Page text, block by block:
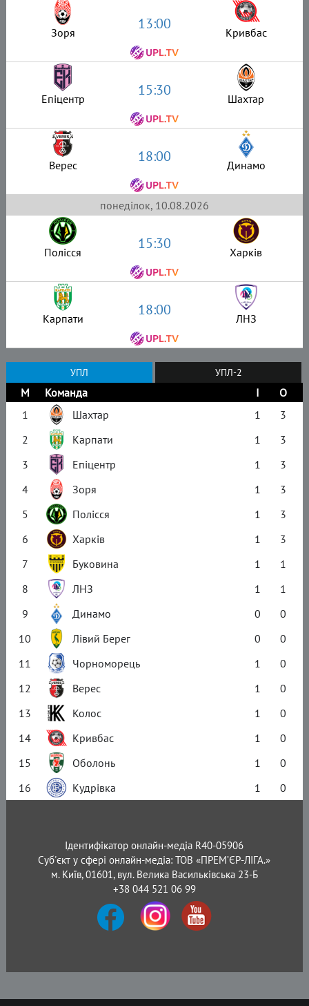
Зоря 13:00 Кривбас
Епіцентр 15:30 Шахтар
Верес 18:00 Динамо
понеділок, 10.08.2026
Полісся 15:30 Харків
Карпати 18:00 ЛНЗ
УПЛ УПЛ-2
М Команда І
О
1
Шахтар 1
3
2
Карпати 1
3
3
Епіцентр 1
3
4
Зоря 1
3
5
Полісся 1
3
6
Харків 1
3
7
Буковина 1
1
8
ЛНЗ 1
1
9
Динамо 0
0
10
Лівий Берег 0
0
11
Чорноморець 1
0
12
Верес 1
0
13
Колос 1
0
14
Кривбас 1
0
15
Оболонь 1
0
16
Кудрівка 1 0
Ідентифікатор онлайн-медіа R40-05906
Суб'єкт у сфері онлайн-медіа: ТОВ «ПРЕМ’ЄР-ЛІГА.»
м. Київ, 01601, вул. Велика Васильківська 23-Б
+38 044 521 06 99